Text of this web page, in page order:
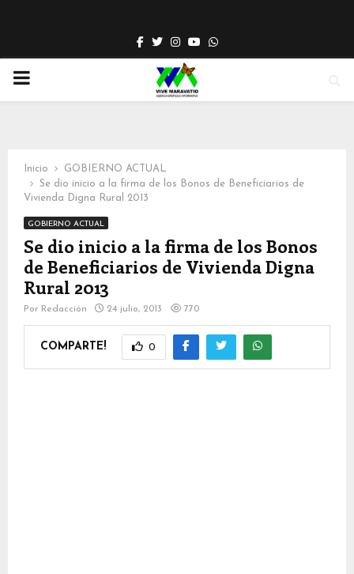
Facebook
TwitterInstagram
YoutubeWhatsapp
PRIMARY
Inicio
GOBIERNO ACTUAL
Se dio inicio a la firma de los Bonos de Beneficiarios de
Vivienda Digna Rural 2013
GOBIERNO ACTUAL
Se dio inicio a la firma de los Bonos
de Beneficiarios de Vivienda Digna
Rural 2013
Por Redacción 24 julio, 2013 770
COMPARTE! 0